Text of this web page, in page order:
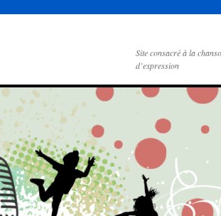
Site consacré à la
d’expression